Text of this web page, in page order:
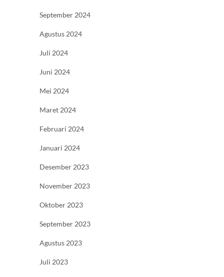
September 2024
Agustus 2024
Juli 2024
Juni 2024
Mei 2024
Maret 2024
Februari 2024
Januari 2024
Desember 2023
November 2023
Oktober 2023
September 2023
Agustus 2023
Juli 2023